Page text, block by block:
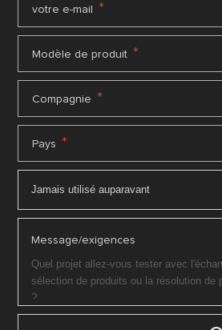
votre e-mail *
Modèle de produit *
Compagnie *
Pays *
Message/exigences